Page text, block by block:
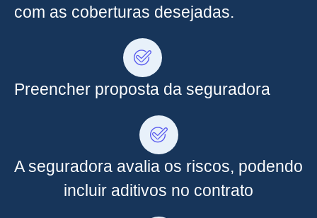
com as coberturas desejadas.
Preencher proposta da seguradora
A seguradora avalia os riscos, podendo
incluir aditivos no contrato